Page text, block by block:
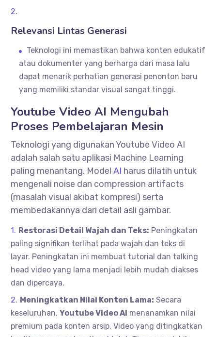
Relevansi Lintas Generasi
Teknologi ini memastikan bahwa konten edukatif
atau dokumenter yang berharga dari masa lalu
dapat menarik perhatian generasi penonton baru
yang memiliki standar visual sangat tinggi.
Youtube Video AI Mengubah
Proses Pembelajaran Mesin
Teknologi yang digunakan Youtube Video AI
adalah salah satu aplikasi Machine Learning
paling menantang. ModelAI harus dilatih untuk
mengenali noise dan compression artifacts
(masalah visual akibat kompresi) serta
membedakannya dari detail asli gambar.
Restorasi Detail Wajah dan Teks: Peningkatan
paling signifikan terlihat pada wajah dan teks di
layar. Peningkatan ini membuat tutorial dan talking
head video yang lama menjadi lebih mudah diakses
dan dipercaya.
Meningkatkan Nilai Konten Lama: Secara
keseluruhan,Youtube Video AI menanamkan nilai
premium pada konten arsip. Video yang ditingkatkan